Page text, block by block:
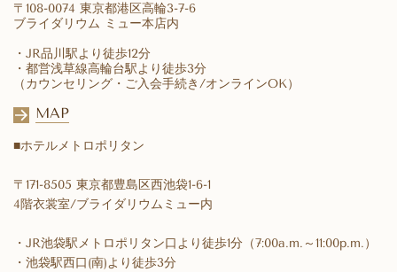
〒108-0074 東京都港区高輪3-7-6
ブライダリウム ミュー本店内
・JR品川駅より徒歩12分
・都営浅草線高輪台駅より徒歩3分
（カウンセリング・ご入会手続き/オンラインOK）
MAP
■ホテルメトロポリタン
〒171-8505 東京都豊島区西池袋1-6-1
4階衣裳室/ブライダリウムミュー内
・JR池袋駅メトロポリタン口より徒歩1分（7:00a.m.～11:00p.m.）
・池袋駅西口(南)より徒歩3分